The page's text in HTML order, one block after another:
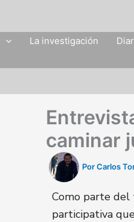
La investigación
caminar
PorCarlos
Como parte del
participativa